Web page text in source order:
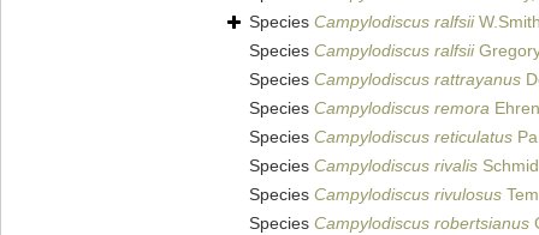
Species Campylodiscus ralfsii
Species Campylodiscus ralfsii
Species Campylodiscus rattrayanus
Species Campylodiscus remora
Species Campylodiscus reticulatus
Species Campylodiscus rivalis
Species Campylodiscus rivulosus
Species Campylodiscus robertsianus